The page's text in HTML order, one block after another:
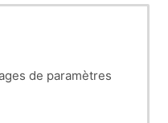
de paramètres